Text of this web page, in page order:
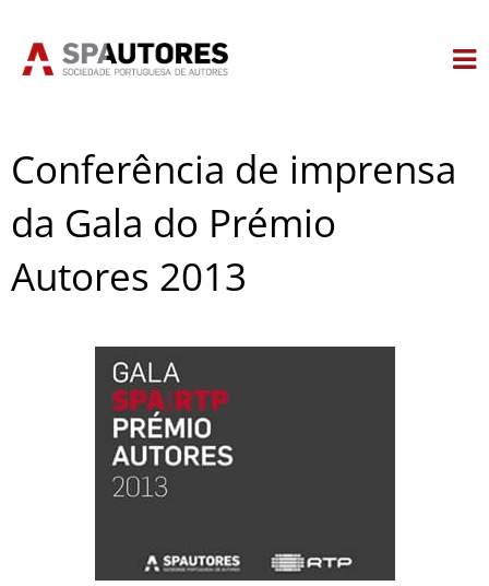
Conferência de imprensa
da Gala do Prémio
Autores 2013